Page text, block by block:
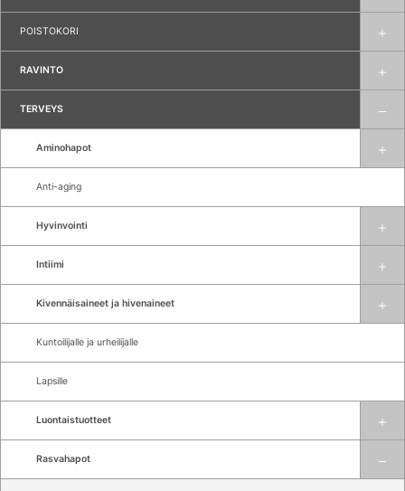
POISTOKORI
RAVINTO
TERVEYS
Aminohapot
Anti-aging
Hyvinvointi
Intiimi
Kivennäisaineet ja hivenaineet
Kuntoilijalle ja urheilijalle
Lapsille
Luontaistuotteet
Rasvahapot